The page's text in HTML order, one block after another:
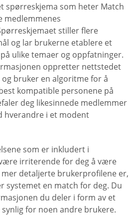
spørreskjema som heter Match
medlemmenes
stiller flere
og lar brukerne etablere et
ulike temaer og oppfatninger.
oppretter nettstedet
bruker en algoritme for å
kompatible personene på
deg likesinnede medlemmer
hverandre i et modent
som er inkludert i
irriterende for deg å være
detaljerte brukerprofilene er,
systemet en match for deg. Du
du deler i form av et
for noen andre brukere.